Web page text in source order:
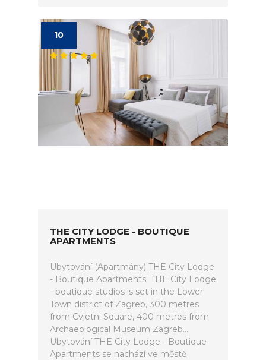
10
THE CITY LODGE - BOUTIQUE
APARTMENTS
Ubytování (Apartmány) THE City Lodge
- Boutique Apartments. THE City Lodge
- boutique studios is set in the Lower
Town district of Zagreb, 300 metres
from Cvjetni Square, 400 metres from
Archaeological Museum Zagreb...
Ubytování THE City Lodge - Boutique
Apartments se nachází ve městě